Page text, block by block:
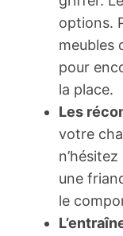
options.
meubles
pour
la place.
Les
votre
une
le